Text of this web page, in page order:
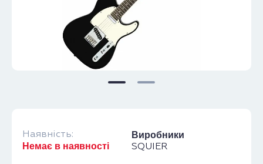
Наявність:
Немає в наявності
Виробники
SQUIER